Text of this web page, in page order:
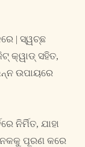
| ସ୍ୱଚ୍ଛ
କ୍ୱାଡ୍ ସହିତ,
ଉପାୟରେ
ନିର୍ମିତ, ଯାହା
ପୂରଣ କରେ